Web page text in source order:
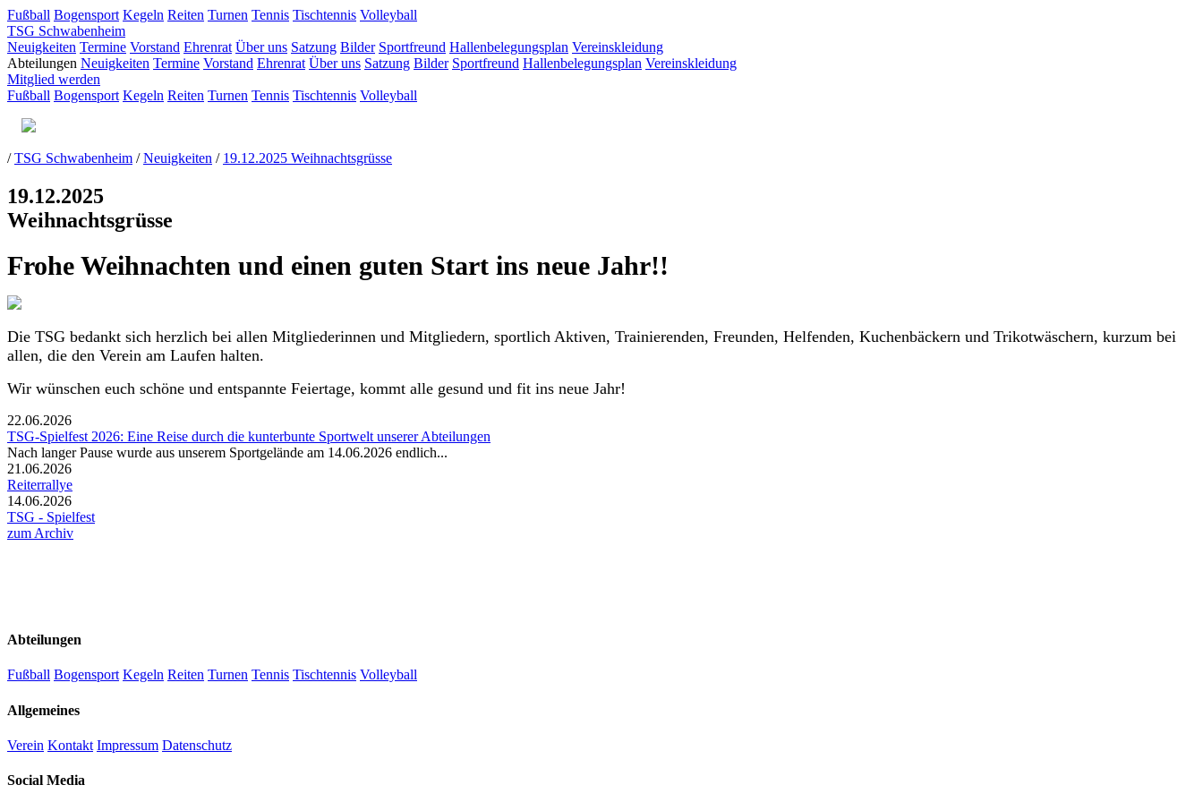
Fußball Bogensport Kegeln Reiten Turnen Tennis Tischtennis Volleyball
TSG Schwabenheim
Neuigkeiten Termine Vorstand Ehrenrat Über uns Satzung Bilder Sportfreund Hallenbelegungsplan Vereinskleidung
Abteilungen Neuigkeiten Termine Vorstand Ehrenrat Über uns Satzung Bilder Sportfreund Hallenbelegungsplan Vereinskleidung
Mitglied werden
Fußball Bogensport Kegeln Reiten Turnen Tennis Tischtennis Volleyball
/ TSG Schwabenheim / Neuigkeiten / 19.12.2025 Weihnachtsgrüsse
19.12.2025
Weihnachtsgrüsse
Frohe Weihnachten und einen guten Start ins neue Jahr!!
Die TSG bedankt sich herzlich bei allen Mitgliederinnen und Mitgliedern, sportlich Aktiven, Trainierenden, Freunden, Helfenden, Kuchenbäckern und Trikotwäschern, kurzum bei
allen, die den Verein am Laufen halten.
Wir wünschen euch schöne und entspannte Feiertage, kommt alle gesund und fit ins neue Jahr!
22.06.2026
TSG-Spielfest 2026: Eine Reise durch die kunterbunte Sportwelt unserer Abteilungen
Nach langer Pause wurde aus unserem Sportgelände am 14.06.2026 endlich...
21.06.2026
Reiterrallye
14.06.2026
TSG - Spielfest
zum Archiv
Abteilungen
Fußball Bogensport Kegeln Reiten Turnen Tennis Tischtennis Volleyball
Allgemeines
Verein Kontakt Impressum Datenschutz
Social Media